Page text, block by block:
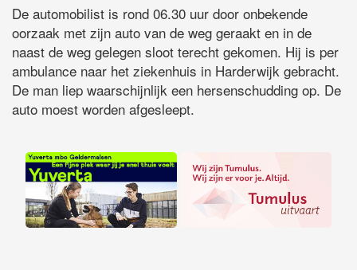
De automobilist is rond 06.30 uur door onbekende
oorzaak met zijn auto van de weg geraakt en in de
naast de weg gelegen sloot terecht gekomen. Hij is per
ambulance naar het ziekenhuis in Harderwijk gebracht.
De man liep waarschijnlijk een hersenschudding op. De
auto moest worden afgesleept.